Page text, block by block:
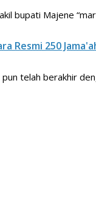
bupati Majene
Resmi 250
telah berakhir